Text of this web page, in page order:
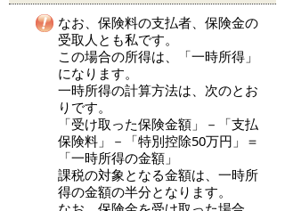
なお、保険料の支払者、保険金の
受取人とも私です。
この場合の所得は、「一時所得」
になります。
一時所得の計算方法は、次のとお
りです。
「受け取った保険金額」－「支払
保険料」－「特別控除50万円」＝
「一時所得の金額」
課税の対象となる金額は、一時所
得の金額の半分となります。